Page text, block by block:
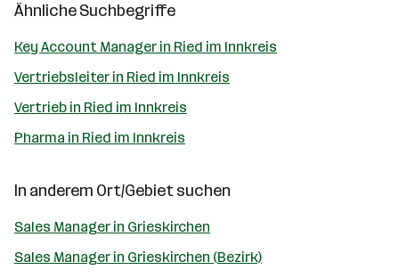
Ähnliche Suchbegriffe
Key Account Manager in Ried im Innkreis
Vertriebsleiter in Ried im Innkreis
Vertrieb in Ried im Innkreis
Pharma in Ried im Innkreis
In anderem Ort/Gebiet suchen
Sales Manager in Grieskirchen
Sales Manager in Grieskirchen (Bezirk)